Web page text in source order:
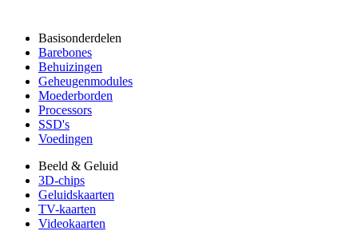
Basisonderdelen
Barebones
Behuizingen
Geheugenmodules
Moederborden
Processors
SSD's
Voedingen
Beeld & Geluid
3D-chips
Geluidskaarten
TV-kaarten
Videokaarten